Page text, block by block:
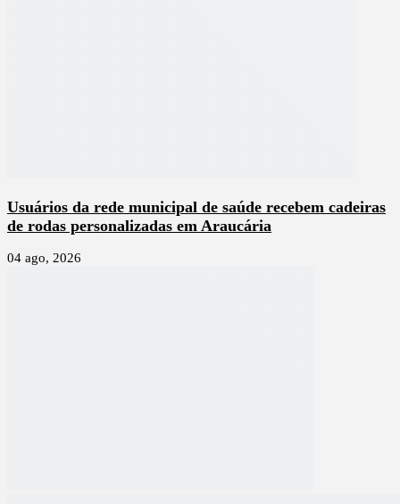
Usuários da rede municipal de saúde recebem cadeiras
de rodas personalizadas em Araucária
04 ago, 2026